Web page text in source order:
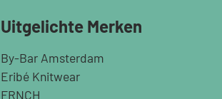
Uitgelichte Merken
By-Bar Amsterdam
Eribé Knitwear
FRNCH